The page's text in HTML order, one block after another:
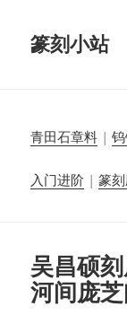
篆刻小站
青田石章料 |
入门进阶 |篆
吴昌硕
河间庞